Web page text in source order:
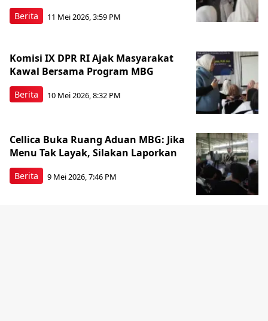
Berita 11 Mei 2026, 3:59 PM
Berita
Komisi IX DPR RI Ajak Masyarakat
Kawal Bersama Program MBG
10 Mei 2026, 8:32 PM
Berita
Cellica Buka Ruang Aduan MBG: Jika
Menu Tak Layak, Silakan Laporkan
9 Mei 2026, 7:46 PM